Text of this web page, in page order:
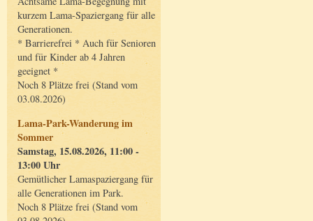
kurzem Lama-Spaziergang für alle
Generationen.
* Barrierefrei * Auch für Senioren
und für Kinder ab 4 Jahren
geeignet *
Noch 8 Plätze frei (Stand vom
03.08.2026)
Lama-Park-Wanderung im
Sommer
Samstag, 15.08.2026, 11:00 -
13:00 Uhr
Gemütlicher Lamaspaziergang für
alle Generationen im Park.
Noch 8 Plätze frei (Stand vom